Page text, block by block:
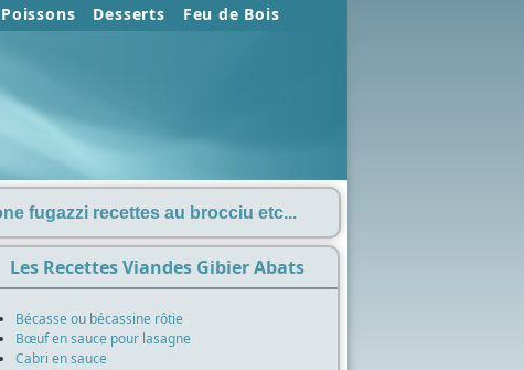
Poissons Desserts Feu de Bois
fugazzi recettes au brocciu etc...
Les Recettes Viandes Gibier Abats
Bécasse ou bécassine rôtie
Bœuf en sauce pour lasagne
Cabri en sauce